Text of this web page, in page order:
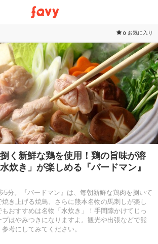
0 お気に入り
捌く新鮮な鶏を使用！鶏の旨味が溶
炊き」が楽しめる『バードマン』
5分。『バードマン』は、毎朝新鮮な鶏肉を捌いて
き上げる焼鳥、さらに熊本名物の馬刺しが楽し
おすすめは名物「水炊き」！手間隙かけてじっ
プはやみつきになりますよ。観光や出張などで熊
考にしてみてください。